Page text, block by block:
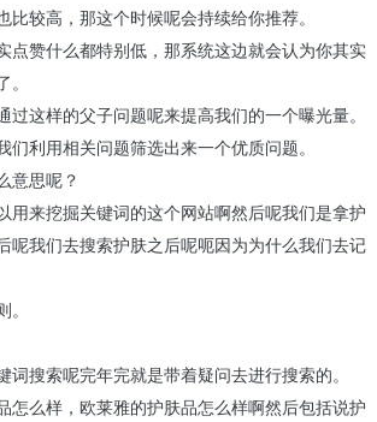
较高，那这个时候呢会持续给你推荐。
点赞什么都特别低，那系统这边就会认为你其实
这样的父子问题呢来提高我们的一个曝光量。
利用相关问题筛选出来一个优质问题。
意思呢？
来挖掘关键词的这个网站啊然后呢我们是拿护
呢我们去搜索护肤之后呢呃因为为什么我们去记
搜索呢完年完就是带着疑问去进行搜索的。
么样，欧莱雅的护肤品怎么样啊然后包括说护